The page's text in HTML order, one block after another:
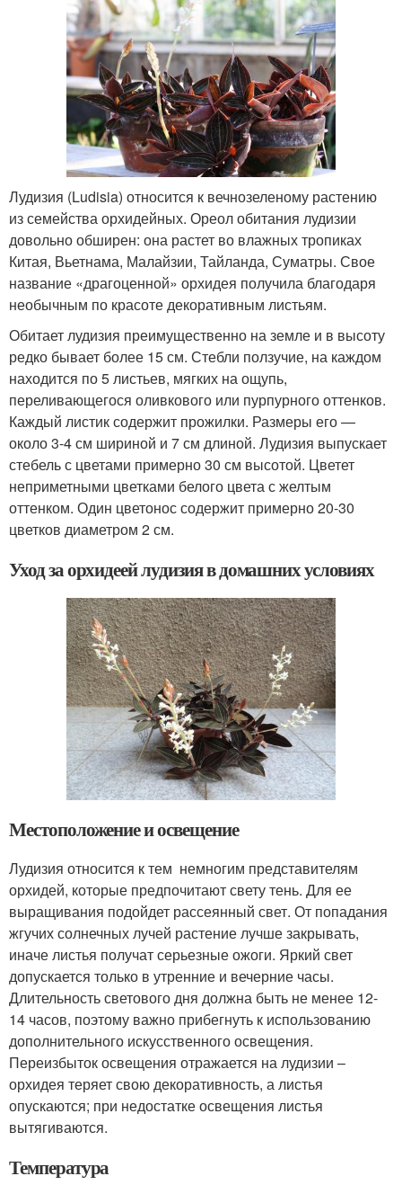
Лудизия (Ludisia) относится к вечнозеленому растению
из семейства орхидейных. Ореол обитания лудизии
довольно обширен: она растет во влажных тропиках
Китая, Вьетнама, Малайзии, Тайланда, Суматры. Свое
название «драгоценной» орхидея получила благодаря
необычным по красоте декоративным листьям.
Обитает лудизия преимущественно на земле и в высоту
редко бывает более 15 см. Стебли ползучие, на каждом
находится по 5 листьев, мягких на ощупь,
переливающегося оливкового или пурпурного оттенков.
Каждый листик содержит прожилки. Размеры его —
около 3-4 см шириной и 7 см длиной. Лудизия выпускает
стебель с цветами примерно 30 см высотой. Цветет
неприметными цветками белого цвета с желтым
оттенком. Один цветонос содержит примерно 20-30
цветков диаметром 2 см.
Уход за орхидеей лудизия в домашних условиях
Местоположение и освещение
Лудизия относится к тем немногим представителям
орхидей, которые предпочитают свету тень. Для ее
выращивания подойдет рассеянный свет. От попадания
жгучих солнечных лучей растение лучше закрывать,
иначе листья получат серьезные ожоги. Яркий свет
допускается только в утренние и вечерние часы.
Длительность светового дня должна быть не менее 12-
14 часов, поэтому важно прибегнуть к использованию
дополнительного искусственного освещения.
Переизбыток освещения отражается на лудизии –
орхидея теряет свою декоративность, а листья
опускаются; при недостатке освещения листья
вытягиваются.
Температура